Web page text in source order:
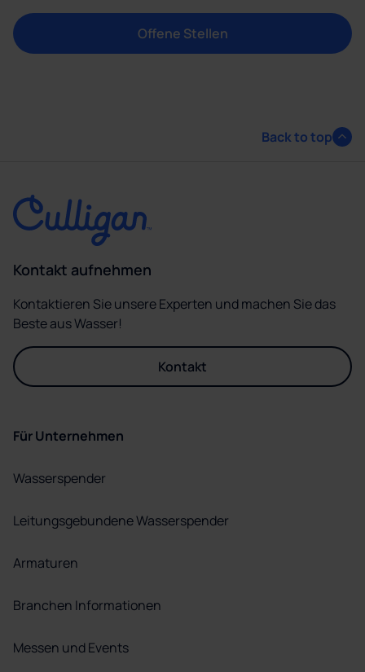
Offene Stellen
Back to top
Kontakt aufnehmen
Kontaktieren Sie unsere Experten und machen Sie das
Beste aus Wasser!
Kontakt
Für Unternehmen
Wasserspender
Leitungsgebundene Wasserspender
Armaturen
Branchen Informationen
Messen und Events